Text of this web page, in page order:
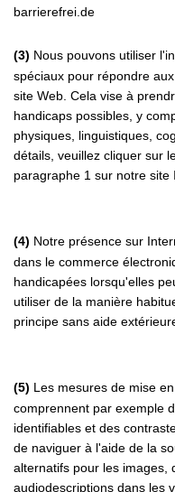
barrierefrei.de
(3) Nous pouvons utiliser
spéciaux pour répondre
site Web. Cela vise à
handicaps possibles, y
physiques, linguistiques,
détails, veuillez cliquer sur
paragraphe 1 sur notre site
(4) Notre présence sur
dans le commerce
handicapées lorsqu'elles
utiliser de la manière
principe sans aide
(5) Les mesures de mise
comprennent par exemple
identifiables et des
de naviguer à l'aide de la
alternatifs pour les images,
audiodescriptions dans les